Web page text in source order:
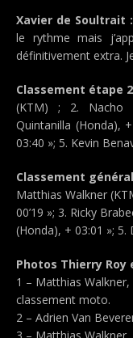
Xavier de Soultrait :
le rythme mais
définitivement extra.
Classement étape
(KTM) ; 2. Nacho
Quintanilla (Honda),
03:40 »; 5. Kevin
Classement
Matthias Walkner
00’19 »; 3. Ricky
(Honda), + 03:01 »; 5.
Photos Thierry Roy
1 – Matthias
classement moto.
2 – Adrien Van